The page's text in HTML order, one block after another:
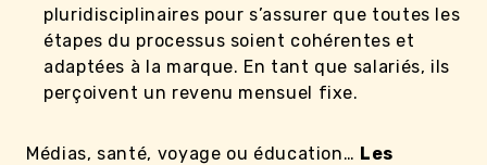
pluridisciplinaires pour s’assurer que toutes les
étapes du processus soient cohérentes et
adaptées à la marque. En tant que salariés, ils
perçoivent un revenu mensuel fixe.
Médias, santé, voyage ou éducation… Les